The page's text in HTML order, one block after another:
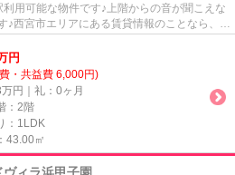
用可能な物件です♪上階からの音が聞こえな
♪西宮市エリアにある賃貸情報のことなら、地
円
・共益費 6,000円)
円｜礼：0ヶ月
：2階
：1LDK
43.00㎡